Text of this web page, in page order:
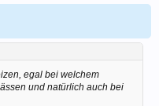
egal bei welchem
und natürlich auch bei